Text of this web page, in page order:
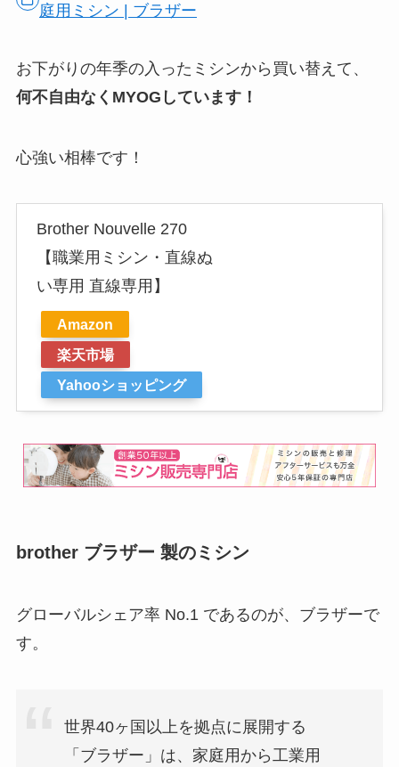
庭用ミシン | ブラザー
お下がりの年季の入ったミシンから買い替えて、
何不自由なくMYOGしています！
心強い相棒です！
Brother Nouvelle 270
【職業用ミシン・直線ぬ
い専用 直線専用】
Amazon
楽天市場
Yahooショッピング
brother ブラザー 製のミシン
グローバルシェア率 No.1 であるのが、ブラザーで
す。
世界40ヶ国以上を拠点に展開する
「ブラザー」は、家庭用から工業用